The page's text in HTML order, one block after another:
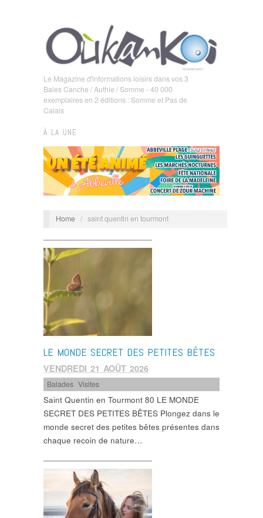
Le Magazine d'informations loisirs dans vos 3
Baies Canche / Authie / Somme - 40 000
exemplaires en 2 éditions : Somme et Pas de
Calais
À LA UNE
Home / saint quentin en tourmont
LE MONDE SECRET DES PETITES BÊTES
VENDREDI 21 AOÛT 2026
Balades ,Visites
Saint Quentin en Tourmont 80 LE MONDE
SECRET DES PETITES BÊTES Plongez dans le
monde secret des petites bêtes présentes dans
chaque recoin de nature…